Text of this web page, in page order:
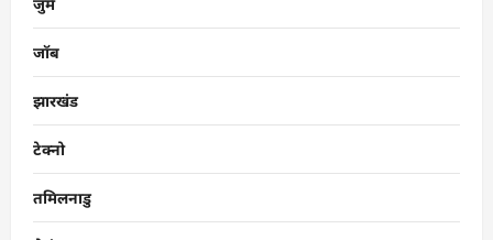
जुर्म
जॉब
झारखंड
टेक्नो
तमिलनाडु